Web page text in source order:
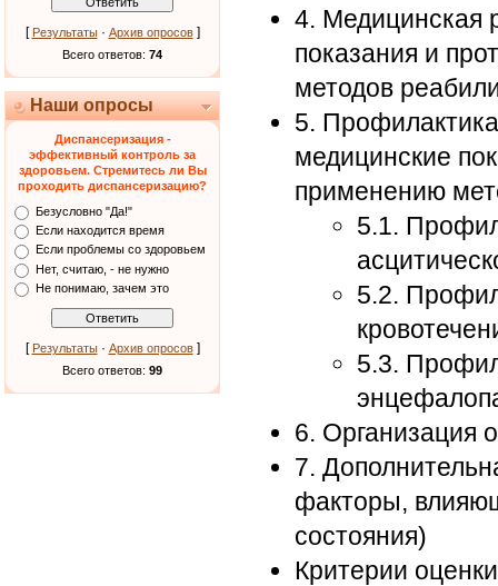
[ Результаты· Архив опросов]
Всего ответов: 74
Наши опросы
Диспансеризация -
эффективный контроль за
здоровьем. Стремитесь ли Вы
проходить диспансеризацию?
Безусловно "Да!"
Если находится время
Если проблемы со здоровьем
Нет, считаю, - не нужно
Не понимаю, зачем это
[ Результаты· Архив опросов]
Всего ответов: 99
4. Медицинская
показания и
методов
5.
медицинские
применению
5.1.
5.2.
5.3.
6. Организация
7.
факторы,
состояния)
Критерии